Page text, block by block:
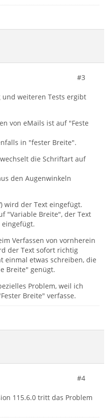
#3
und weiteren Tests ergibt
von eMails ist auf "Feste
in "fester Breite".
die Schriftart auf
den Augenwinkeln
wird der Text eingefügt.
"Variable Breite", der Text
Verfassen von vornherein
der Text sofort richtig
einmal etwas schreiben, die
Breite" genügt.
Problem, weil ich
Breite" verfasse.
#4
115.6.0 tritt das Problem